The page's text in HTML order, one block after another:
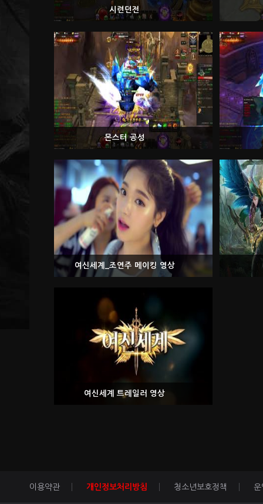
시련던전
몬스터 공성
여신세계_조연주 메이킹 영상
여신세계 트레일러 영상
이용약관 개인정보처리방침 청소년보호정책 운